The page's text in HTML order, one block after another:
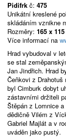
Pidifrk č: 475
Unikátní kreslené
skládáním vznikne
Rozměry: 165 x
Více informací na
Hrad vybudoval v
se stal
Jan Jindřich. Hrad
Čeňkovi z Drahotuš
byl Cimburk dobyt
zástavními držiteli
Štěpán z Lomnice
dědičně Vilém z
Gabriel Majlát a v
uváděn jako pustý.